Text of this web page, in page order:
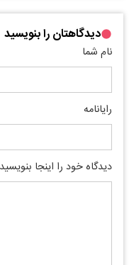
دیدگاهتان را بنویسید
نام شما
رایانامه
دیدگاه خود را اینجا